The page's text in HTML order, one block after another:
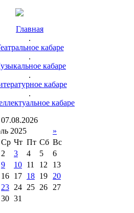
Главная
.
кабаре
.
кабаре
.
кабаре
.
кабаре
07.08.2026
2025
»
Ср Чт Пт Сб Вс
2 3 4 5
6
9 10 11 12
13
16 17 18 19
20
23 24 25 26
27
30 31